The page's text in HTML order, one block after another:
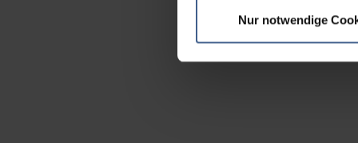
Nur notwendige